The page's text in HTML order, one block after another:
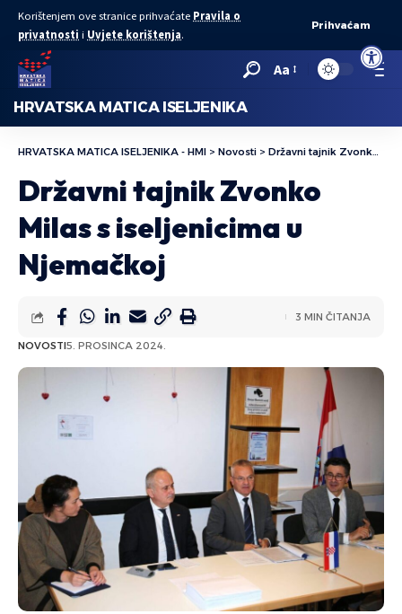
Open
Korištenjem ove stranice prihvaćate Pravila o
privatnosti i Uvjete korištenja.
Prihvaćam
Aa
HRVATSKA MATICA ISELJENIKA
HRVATSKA MATICA ISELJENIKA - HMI > Novosti > Državni tajnik Zvonko Milas s iseljenicima u Njemačkoj
Državni tajnik Zvonko
Milas s iseljenicima u
Njemačkoj
NOVOSTI5. PROSINCA 2024.
3 MIN ČITANJA